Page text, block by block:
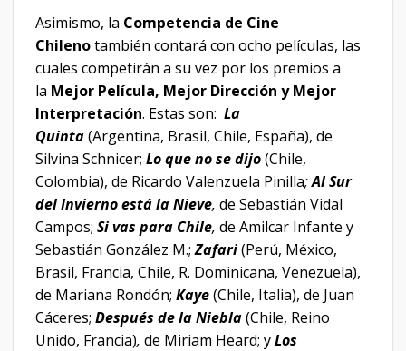
Asimismo, la Competencia de Cine
Chilenotambién contará con ocho películas, las
cuales competirán a su vez por los premios a
la Mejor Película, Mejor Dirección y Mejor
Interpretación. Estas son: La
Quinta(Argentina, Brasil, Chile, España), de
Silvina Schnicer; Lo que no se dijo(Chile,
Colombia), de Ricardo Valenzuela Pinilla;Al Sur
del Invierno está la Nieve, de Sebastián Vidal
Campos; Si vas para Chile, de Amilcar Infante y
Sebastián González M.;Zafari(Perú, México,
Brasil, Francia, Chile, R. Dominicana, Venezuela),
de Mariana Rondón; Kaye(Chile, Italia), de Juan
Cáceres; Después de la Niebla(Chile, Reino
Unido, Francia), de Miriam Heard; yLos